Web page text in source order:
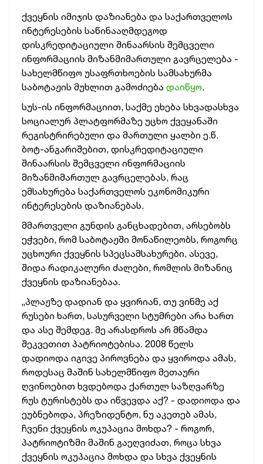
ქვეყნის იმიჯის დაზიანება და საქართველოს
ინტერესების საწინააღმდეგოდ
დისკრედიტაციული შინაარსის შემცველი
ინფორმაციის მიზანმიმართული გავრცელება -
სახელმწიფო უსაფრთხოების სამსახურმა
საბოტაჟის მუხლით გამოძიება დაიწყო.
სუს-ის ინფორმაციით, საქმე ეხება სხვადასხვა
სოციალურ პლატფორმაზე უცხო ქვეყანაში
რეგისტრირებული და მართული ყალბი ე.წ.
ბოტ-ანგარიშებით, დისკრედიტაციული
შინაარსის შემცველი ინფორმაციის
მიზანმიმართულ გავრცელებას, რაც
ემსახურება საქართველოს ეკონომიკური
ინტერესების დაზიანებას.
მმართველი გუნდის განცხადებით, არსებობს
ეჭვები, რომ საბოტაჟში მონაწილეობს, როგორც
უცხოური ქვეყნის სპეცსამსახურები, ასევე,
შიდა რადიკალური ძალები, რომლის მიზანიც
ქვეყნის დაზიანებაა.
„პლაჟზე დადიან და ყვირიან, თუ ვინმე აქ
რუსები ხართ, სასურველი სტუმრები არა ხართ
და ასე შემდეგ. მე არასდროს არ მწამდა
შეკვეთით პატრიოტებისა. 2008 წელს
დადიოდა იგივე პიროვნება და ყვიროდა ამას,
როდესაც მაშინ სახელმწიფო მეთაური
ღვინოებით ხვდებოდა ქართულ საზღვარზე
რუს ტურისტებს და იწვევდა აქ? - დადიოდა და
ეუბნებოდა, პრეზიდენტო, ნუ აკეთებ ამას,
ჩვენი ქვეყნის ოკუპაცია მოხდა? - როგორ,
პატრიოტიზმი მაშინ გაეღვიძათ, როცა სხვა
ქვეყნის ოკუპაცია მოხდა და სხვა ქვეყნის